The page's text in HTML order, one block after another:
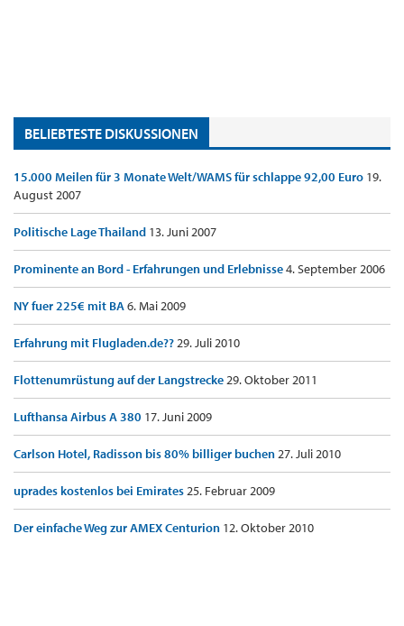
BELIEBTESTE DISKUSSIONEN
15.000 Meilen für 3 Monate Welt/WAMS für schlappe 92,00 Euro 19.
August 2007
Politische Lage Thailand 13. Juni 2007
Prominente an Bord - Erfahrungen und Erlebnisse4. September 2006
NY fuer 225€ mit BA6. Mai 2009
Erfahrung mit Flugladen.de??29. Juli 2010
Flottenumrüstung auf der Langstrecke29. Oktober 2011
Lufthansa Airbus A 380 17. Juni 2009
Carlson Hotel, Radisson bis 80% billiger buchen27. Juli 2010
uprades kostenlos bei Emirates25. Februar 2009
Der einfache Weg zur AMEX Centurion 12. Oktober 2010